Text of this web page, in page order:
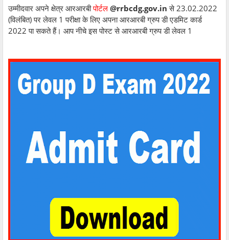
उम्मीदवार अपने क्षेत्र आरआरबीपोर्टल @rrbcdg.gov.in से 23.02.2022
(विलंबित) पर लेवल 1 परीक्षा के लिए अपना आरआरबी ग्रुप डी एडमिट कार्ड
2022 पा सकते हैं। आप नीचे इस पोस्ट से आरआरबी ग्रुप डी लेवल 1